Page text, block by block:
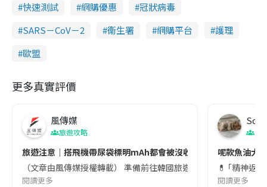
快速測試
網購優惠
冠狀病毒
SARS－CoV－2
衞生署 網購平台
護理
歐盟
更多真實評價
風傳媒
旅遊攻略
旅遊注意｜搭飛機帶尿袋標明mAh都會被沒收😱出發前切記檢查
（文章由風傳媒授權轉載） 準備前往韓國旅遊的民眾，近期要
閱讀更多
Soul
呢款魚油大
💊 ｢精神返
閱讀更多